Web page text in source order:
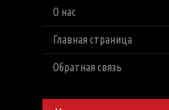
О нас
Главная страница
Обратная связь